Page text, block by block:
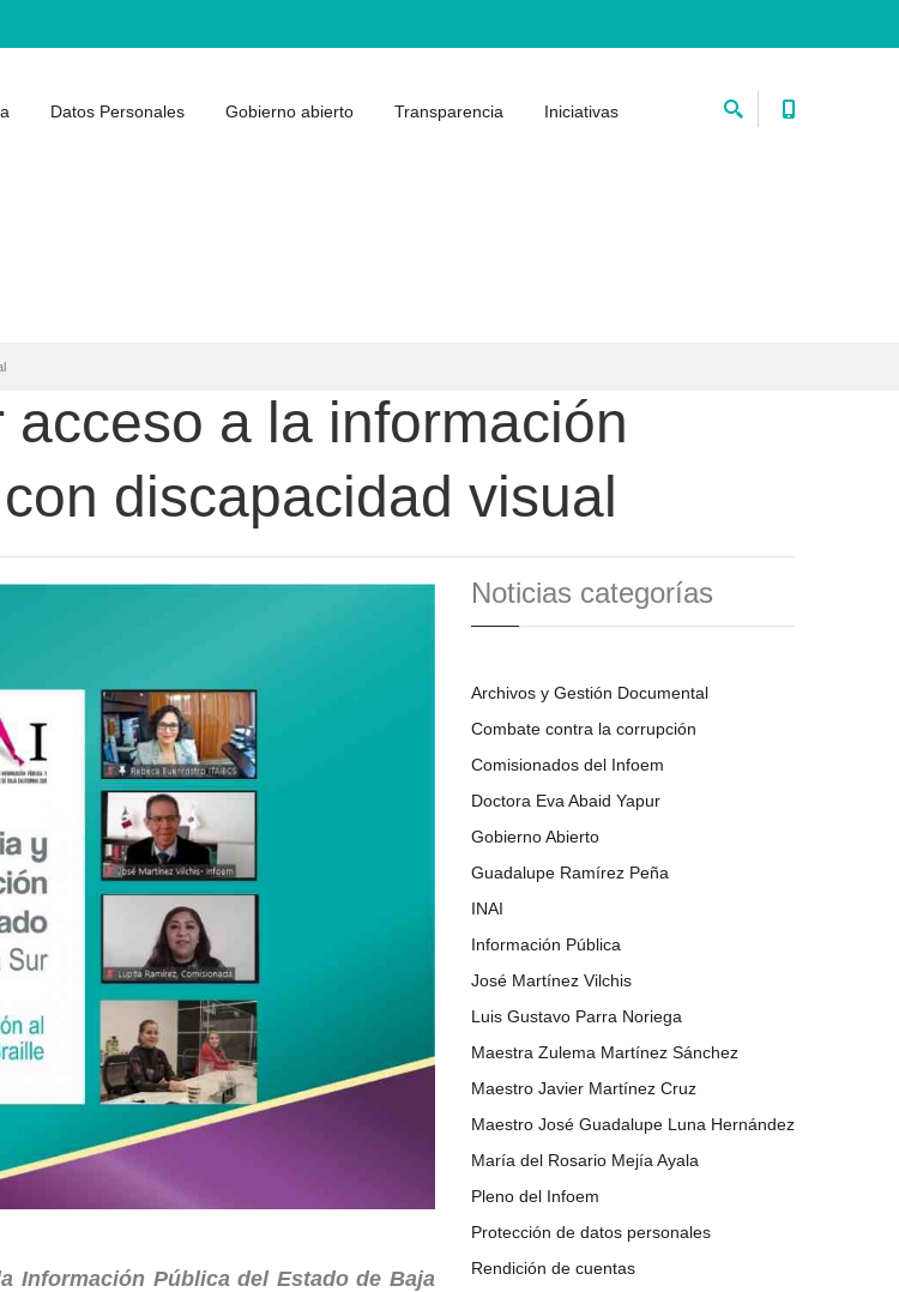
Datos Personales Gobierno abierto Transparencia Iniciativas
a la información
discapacidad visual
Información Pública del Estado de Baja
Noticias categorías
Archivos y Gestión Documental
Combate contra la corrupción
Comisionados del Infoem
Doctora Eva Abaid Yapur
Gobierno Abierto
Guadalupe Ramírez Peña
INAI
Información Pública
José Martínez Vilchis
Luis Gustavo Parra Noriega
Maestra Zulema Martínez Sánchez
Maestro Javier Martínez Cruz
Maestro José Guadalupe Luna Hernández
María del Rosario Mejía Ayala
Pleno del Infoem
Protección de datos personales
Rendición de cuentas